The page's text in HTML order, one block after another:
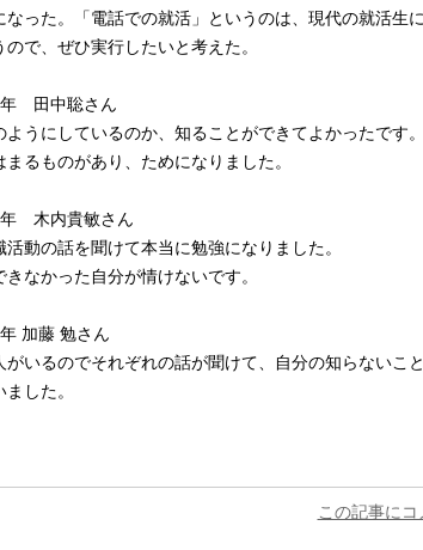
なった。「電話での就活」というのは、現代の就活生
で、ぜひ実行したいと考えた。
年 田中聡さん
ようにしているのか、知ることができてよかったです
まるものがあり、ためになりました。
年 木内貴敏さん
活動の話を聞けて本当に勉強になりました。
なかった自分が情けないです。
加藤 勉さん
がいるのでそれぞれの話が聞けて、自分の知らないこ
した。
この記事にコ